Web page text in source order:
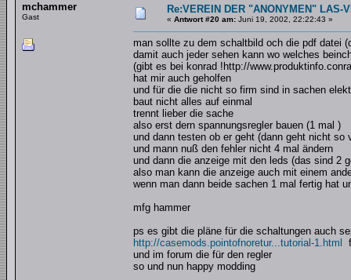
mchammer
Gast
Re:VEREIN DER "ANONYMEN" LAS-
« Antwort #20 am: Juni 19, 2002, 22:22:43 »
man sollte zu dem schaltbild och die pdf datei
damit auch jeder sehen kann wo welches
(gibt es bei konrad !http://
hat mir auch geholfen
und für die die nicht so firm sind in sachen
baut nicht alles auf einmal
trennt lieber die sache
also erst dern spannungsregler bauen (1 mal )
und dann testen ob er geht (dann geht nicht so
und mann nuß den fehler nicht 4 mal ändern
und dann die anzeige mit den leds (das sind 2
also man kann die anzeige auch mit einem
wenn man dann beide sachen 1 mal fertig hat
mfg hammer
ps es gibt die pläne für die schaltungen auch
http://casemods.pointofnoretur...tutorial-1.html
und im forum die für den regler
so und nun happy modding